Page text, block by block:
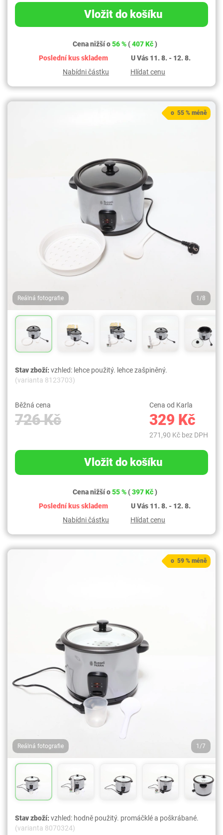
Vložit do košíku
Cena nižší o56 %(407 Kč)
Poslední kus skladem
U Vás 11. 8. - 12. 8.
Nabídni částku
Hlídat cenu
Reálná fotografie 1/8
o 55 % méně
Stav zboží:vzhled: lehce použitý. lehce zašpiněný.
(varianta 8123703)
Běžná cena
726 Kč
Cena od Karla
329 Kč
271,90 Kč bez DPH
Vložit do košíku
Cena nižší o55 %(397 Kč)
Poslední kus skladem
U Vás 11. 8. - 12. 8.
Nabídni částku
Hlídat cenu
Reálná fotografie 1/7
o 59 % méně
Stav zboží:vzhled: hodně použitý. promáčklé a poškrábané.
(varianta 8070324)